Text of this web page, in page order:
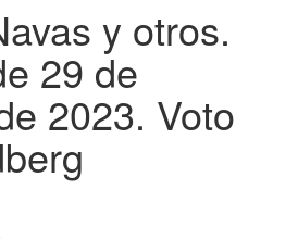
y otros.
29 de
2023. Voto